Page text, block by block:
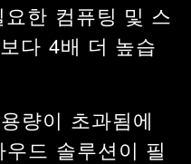
한 컴퓨팅 및 스
다 4배 더 높습
량이 초과됨에
드 솔루션이 필